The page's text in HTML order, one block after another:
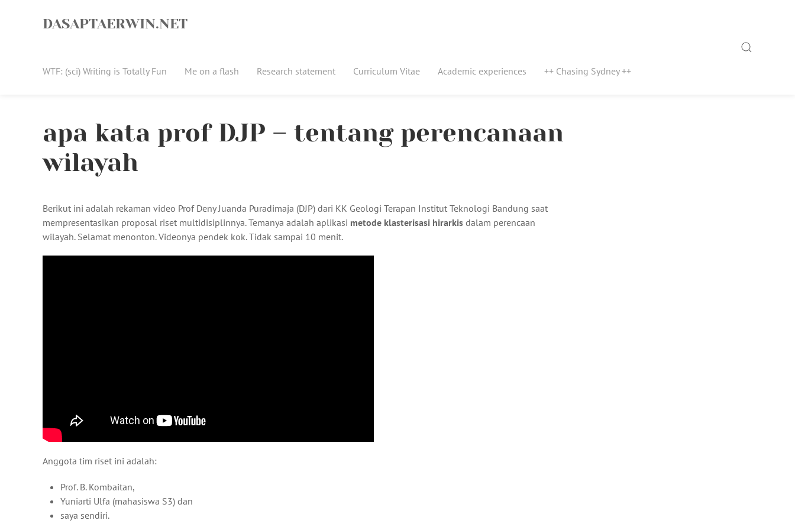
DASAPTAERWIN.NET
WTF: (sci) Writing is Totally Fun Me on a flash Research statement Curriculum Vitae Academic experiences ++ Chasing Sydney ++
Search
apa kata prof DJP – tentang perencanaan
wilayah
Berikut ini adalah rekaman video Prof Deny Juanda Puradimaja (DJP) dari KK Geologi Terapan Institut Teknologi Bandung saat
mempresentasikan proposal riset multidisiplinnya. Temanya adalah aplikasi metode klasterisasi hirarkis dalam perencaan
wilayah. Selamat menonton. Videonya pendek kok. Tidak sampai 10 menit.
Anggota tim riset ini adalah:
Prof. B. Kombaitan,
Yuniarti Ulfa (mahasiswa S3) dan
saya sendiri.